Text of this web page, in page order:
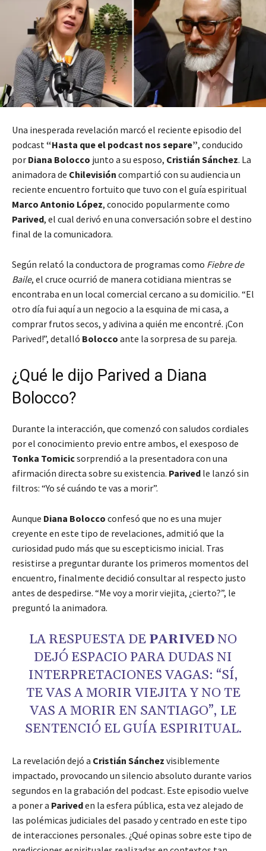
Una inesperada revelación marcó el reciente episodio del
podcast“Hasta que el podcast nos separe”, conducido
por Diana Bolocco junto a su esposo, Cristián Sánchez. La
animadora de Chilevisión compartió con su audiencia un
reciente encuentro fortuito que tuvo con el guía espiritual
Marco Antonio López, conocido popularmente como
Parived, el cual derivó en una conversación sobre el destino
final de la comunicadora.
Según relató la conductora de programas como Fiebre de
Baile, el cruce ocurrió de manera cotidiana mientras se
encontraba en un local comercial cercano a su domicilio. “El
otro día fui aquí a un negocio a la esquina de mi casa, a
comprar frutos secos, y adivina a quién me encontré. ¡Con
Parived!”, detalló Bolocco ante la sorpresa de su pareja.
¿Qué le dijo Parived a Diana
Bolocco?
Durante la interacción, que comenzó con saludos cordiales
por el conocimiento previo entre ambos, el exesposo de
Tonka Tomicicsorprendió a la presentadora con una
afirmación directa sobre su existencia. Parived le lanzó sin
filtros: “Yo sé cuándo te vas a morir”.
Aunque Diana Bolocco confesó que no es una mujer
creyente en este tipo de revelaciones, admitió que la
curiosidad pudo más que su escepticismo inicial. Tras
resistirse a preguntar durante los primeros momentos del
encuentro, finalmente decidió consultar al respecto justo
antes de despedirse. “Me voy a morir viejita, ¿cierto?”, le
preguntó la animadora.
LA RESPUESTA DE PARIVEDNO
DEJÓ ESPACIO PARA DUDAS NI
INTERPRETACIONES VAGAS: “SÍ,
TE VAS A MORIR VIEJITA Y NO TE
VAS A MORIR EN SANTIAGO”, LE
SENTENCIÓ EL GUÍA ESPIRITUAL.
La revelación dejó a Cristián Sánchez visiblemente
impactado, provocando un silencio absoluto durante varios
segundos en la grabación del podcast. Este episodio vuelve
a poner a Pariveden la esfera pública, esta vez alejado de
las polémicas judiciales del pasado y centrado en este tipo
de interacciones personales. ¿Qué opinas sobre este tipo de